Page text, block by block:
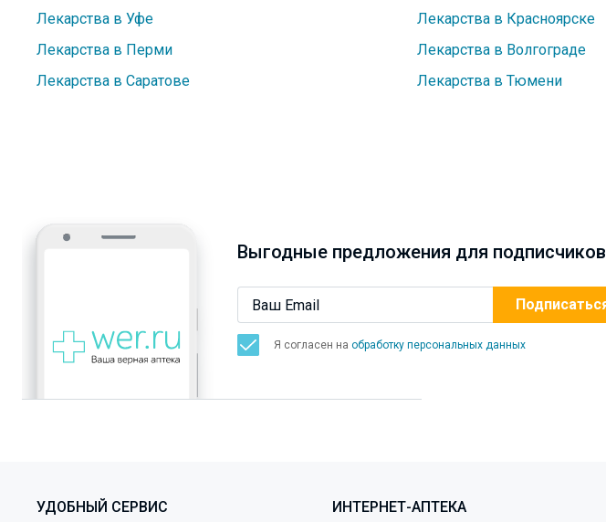
Лекарства в Уфе
Лекарства в Красноярске
Лекарства в Перми
Лекарства в Волгограде
Лекарства в Саратове
Лекарства в Тюмени
Выгодные предложения для подписчиков
Я согласен на обработку персональных данных
УДОБНЫЙ СЕРВИС ИНТЕРНЕТ-АПТЕКА